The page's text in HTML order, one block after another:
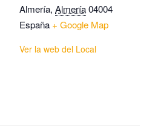
Almería, Almería04004
España + Google Map
Ver la web del Local